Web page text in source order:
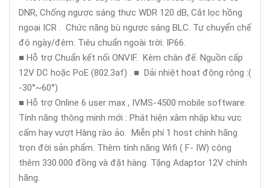
DNR, Chống ngược sáng thực WDR 120 dB, Cắt lọc hồng
ngoại ICR . Chức năng bù ngược sáng BLC. Tự chuyển chế
độ ngày/đêm. Tiêu chuẩn ngoài trời: IP66.
■ Hỗ trợ Chuẩn kết nối ONVIF. Kèm chân đế. Nguồn cấp
12V DC hoặc PoE (802.3af) . ■ Dải nhiệt hoạt động rộng :(
-30°~60°)
■ Hỗ trợ Online 6 user max , IVMS-4500 mobile software.
Tính năng thông minh mới : Phát hiện xâm nhập khu vực
cấm hay vượt Hàng rào ảo. Miễn phí 1 host chính hãng
trọn đời sản phẩm. Thêm tính năng Wifi ( F- IW) cộng
thêm 330.000 đồng và đặt hàng. Tặng Adaptor 12V chính
hãng.